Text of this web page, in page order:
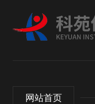
网站首页